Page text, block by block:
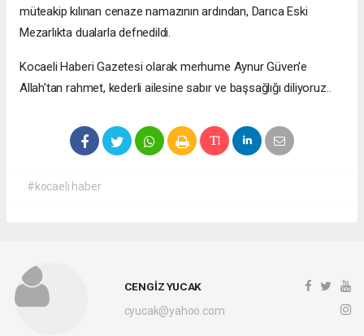
müteakip kılınan cenaze namazının ardından, Darıca Eski
Mezarlıkta dualarla defnedildi.
Kocaeli Haberi Gazetesi olarak merhume Aynur Güven'e
Allah'tan rahmet, kederli ailesine sabır ve başsağlığı diliyoruz..
#kocaeli haber
CENGİZ YUCAK
cyucak@yahoo.com